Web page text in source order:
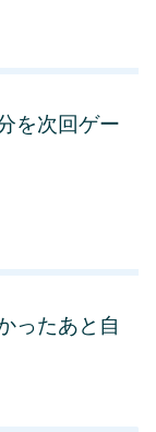
を次回ゲー
ったあと自